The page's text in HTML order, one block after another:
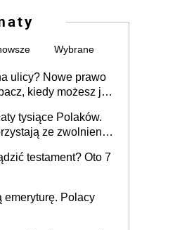
Wybrane
ulicy? Nowe prawo
kiedy możesz je
tysiące Polaków.
ze zwolnienia
testament? Oto 7
emeryturę. Polacy